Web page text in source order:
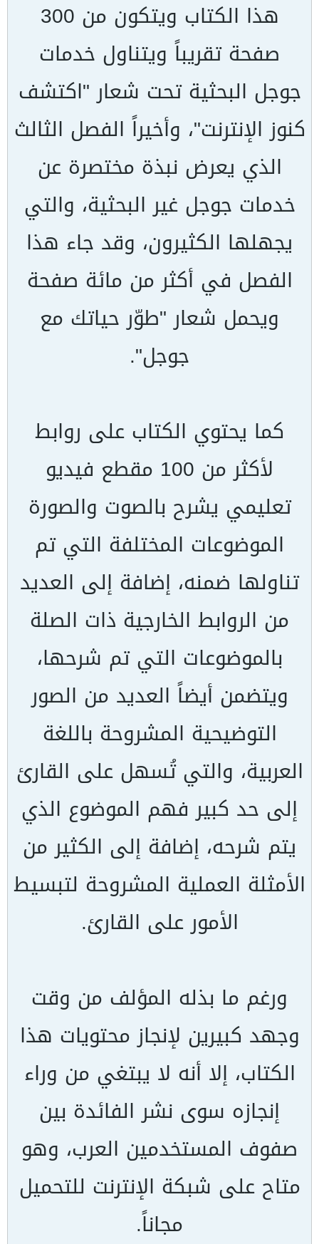
هذا الكتاب ويتكون من 300
صفحة تقريباً ويتناول خدمات
جوجل البحثية تحت شعار "اكتشف
كنوز الإنترنت"، وأخيراً الفصل الثالث
الذي يعرض نبذة مختصرة عن
خدمات جوجل غير البحثية، والتي
يجهلها الكثيرون، وقد جاء هذا
الفصل في أكثر من مائة صفحة
ويحمل شعار "طوّر حياتك مع
جوجل".
كما يحتوي الكتاب على روابط
لأكثر من 100 مقطع فيديو
تعليمي يشرح بالصوت والصورة
الموضوعات المختلفة التي تم
تناولها ضمنه، إضافة إلى العديد
من الروابط الخارجية ذات الصلة
بالموضوعات التي تم شرحها،
ويتضمن أيضاً العديد من الصور
التوضيحية المشروحة باللغة
العربية، والتي تُسهل على القارئ
إلى حد كبير فهم الموضوع الذي
يتم شرحه، إضافة إلى الكثير من
الأمثلة العملية المشروحة لتبسيط
الأمور على القارئ.
ورغم ما بذله المؤلف من وقت
وجهد كبيرين لإنجاز محتويات هذا
الكتاب، إلا أنه لا يبتغي من وراء
إنجازه سوى نشر الفائدة بين
صفوف المستخدمين العرب، وهو
متاح على شبكة الإنترنت للتحميل
مجاناً.